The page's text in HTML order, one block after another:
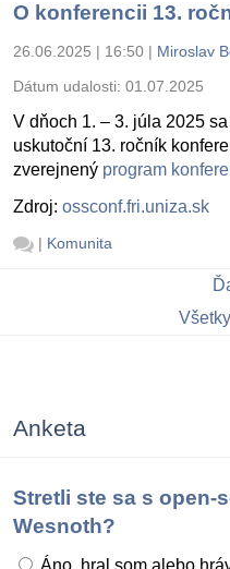
O konferencii 13.
26.06.2025 | 16:50 | Miroslav
Dátum udalosti: 01.07.2025
V dňoch 1. – 3. júla 2025
uskutoční 13. ročník
zverejnený program
Zdroj: ossconf.fri.uniza.sk
| Komunita
Anketa
Stretli ste sa s open-
Wesnoth?
Áno, hral som alebo